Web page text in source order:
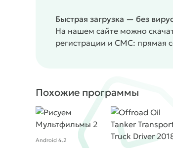
Быстрая загрузка — без
На нашем сайте можно
регистрации и СМС: прямая
Похожие программы
Android 4.2